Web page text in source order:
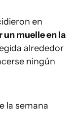
en
muelle en la
alrededor
ningún
la semana